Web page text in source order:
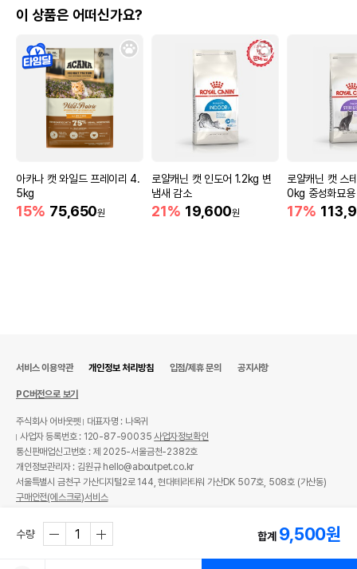
받았음을 확인할수 있는
경우 그에 대한 사항
제조국 또는 원산지
제조자,수입품의 경우
수입자를 함께 표기
AS책임자와 전화번호
또는 소비자상담 관련
전화번호
어바웃펫 // 1644-9601
유통기한
유통기한이 최소 2026.12.03이거나 그
이후인 상품이 출고됩니다.
단, 상품명에 유통기한 명시된 경우, 해당
이 상품은 어떠신가요?
아카나 캣 와일드 프레이리 4.
5kg
15% 75,650원
로얄캐닌 캣 인도어 1.2kg 변
냄새 감소
21% 19,600원
로얄캐닌 캣 스
0kg 중성화묘용
17%
수량 합계 9,500원
서비스 이용약관 개인정보 처리방침 입점/제휴 문의 공지사항
PC버전으로 보기
주식회사 어바웃펫
대표자명 : 나옥귀
사업자 등록번호 : 120-87-90035사업자정보확인
통신판매업신고번호 : 제 2025-서울금천-2382호
개인정보관리자 : 김원규 hello@aboutpet.co.kr
서울특별시 금천구 가산디지털2로 144, 현대테라타워 가산DK 507호, 508호 (가산동)
구매안전(에스크로)서비스